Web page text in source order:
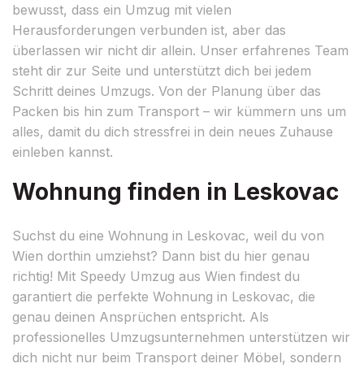
bewusst, dass ein Umzug mit vielen
Herausforderungen verbunden ist, aber das
überlassen wir nicht dir allein. Unser erfahrenes Team
steht dir zur Seite und unterstützt dich bei jedem
Schritt deines Umzugs. Von der Planung über das
Packen bis hin zum Transport – wir kümmern uns um
alles, damit du dich stressfrei in dein neues Zuhause
einleben kannst.
Wohnung finden in Leskovac
Suchst du eine Wohnung in Leskovac, weil du von
Wien dorthin umziehst? Dann bist du hier genau
richtig! Mit Speedy Umzug aus Wien findest du
garantiert die perfekte Wohnung in Leskovac, die
genau deinen Ansprüchen entspricht. Als
professionelles Umzugsunternehmen unterstützen wir
dich nicht nur beim Transport deiner Möbel, sondern